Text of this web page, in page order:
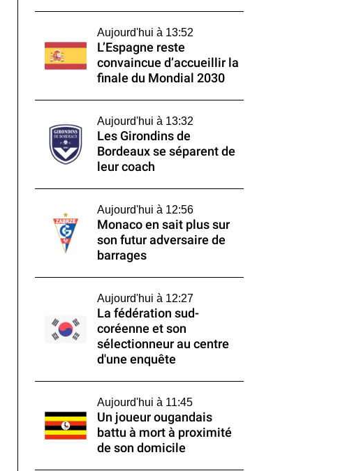
Aujourd'hui à 13:52
L’Espagne reste
convaincue d’accueillir la
finale du Mondial 2030
Aujourd'hui à 13:32
Les Girondins de
Bordeaux se séparent de
leur coach
Aujourd'hui à 12:56
Monaco en sait plus sur
son futur adversaire de
barrages
Aujourd'hui à 12:27
La fédération sud-
coréenne et son
sélectionneur au centre
d'une enquête
Aujourd'hui à 11:45
Un joueur ougandais
battu à mort à proximité
de son domicile